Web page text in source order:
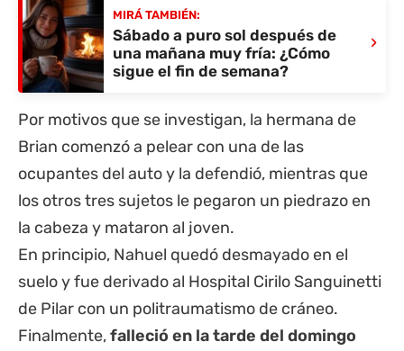
MIRÁ TAMBIÉN:
Sábado a puro sol después de
una mañana muy fría: ¿Cómo
sigue el fin de semana?
›
Por motivos que se investigan, la hermana de
Brian comenzó a pelear con una de las
ocupantes del auto y la defendió, mientras que
los otros tres sujetos le pegaron un piedrazo en
la cabeza y mataron al joven.
En principio, Nahuel quedó desmayado en el
suelo y fue derivado al Hospital Cirilo Sanguinetti
de Pilar con un politraumatismo de cráneo.
Finalmente,falleció en la tarde del domingo